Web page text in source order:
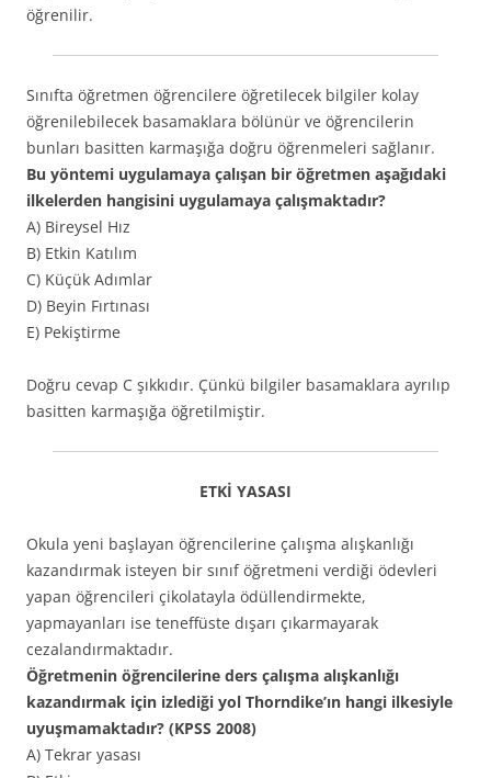
öğrenilir.
Sınıfta öğretmen öğrencilere öğretilecek bilgiler kolay
öğrenilebilecek basamaklara bölünür ve öğrencilerin
bunları basitten karmaşığa doğru öğrenmeleri sağlanır.
Bu yöntemi uygulamaya çalışan bir öğretmen aşağıdaki
ilkelerden hangisini uygulamaya çalışmaktadır?
A) Bireysel Hız
B) Etkin Katılım
C) Küçük Adımlar
D) Beyin Fırtınası
E) Pekiştirme
Doğru cevap C şıkkıdır. Çünkü bilgiler basamaklara ayrılıp
basitten karmaşığa öğretilmiştir.
ETKİ YASASI
Okula yeni başlayan öğrencilerine çalışma alışkanlığı
kazandırmak isteyen bir sınıf öğretmeni verdiği ödevleri
yapan öğrencileri çikolatayla ödüllendirmekte,
yapmayanları ise teneffüste dışarı çıkarmayarak
cezalandırmaktadır.
Öğretmenin öğrencilerine ders çalışma alışkanlığı
kazandırmak için izlediği yol Thorndike’ın hangi ilkesiyle
uyuşmamaktadır? (KPSS 2008)
A) Tekrar yasası